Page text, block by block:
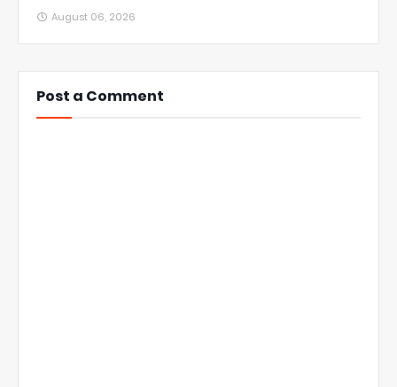
August 06, 2026
Post a Comment